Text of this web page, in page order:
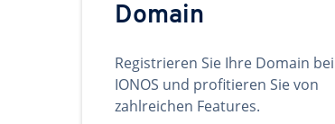
Domain
Registrieren Sie Ihre Domain bei
IONOS und profitieren Sie von
zahlreichen Features.